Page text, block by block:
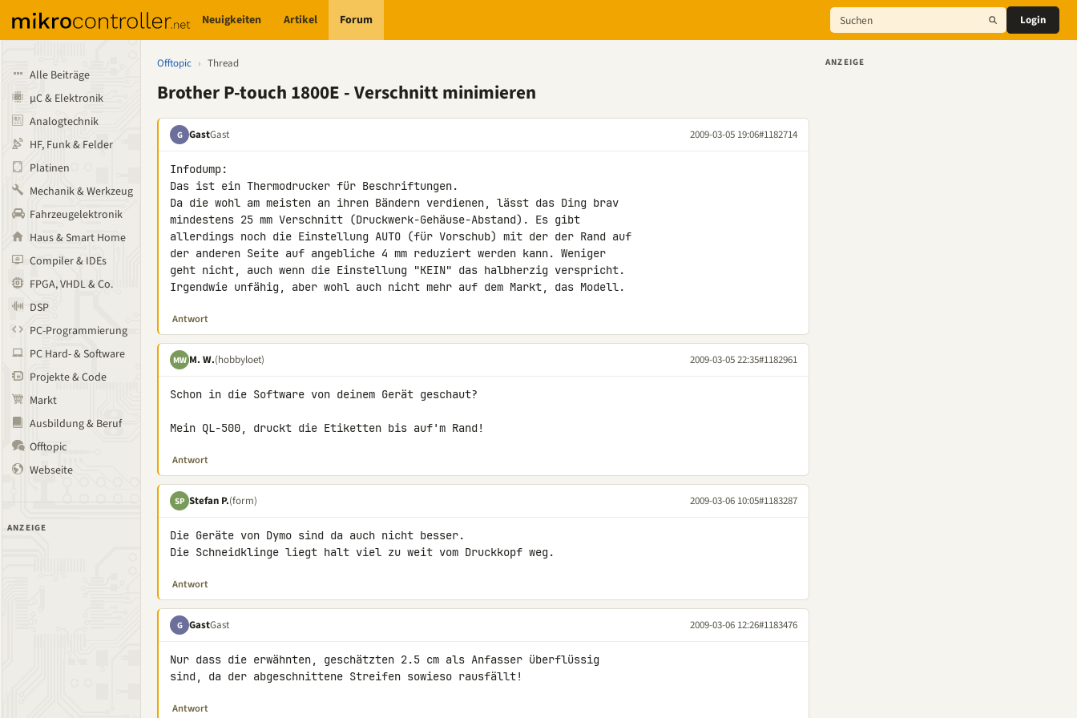
Neuigkeiten Artikel Forum Login
Alle Beiträge
µC & Elektronik
Analogtechnik
HF, Funk & Felder
Platinen
Mechanik & Werkzeug
Fahrzeugelektronik
Haus & Smart Home
Compiler & IDEs
FPGA, VHDL & Co.
DSP
PC-Programmierung
PC Hard- & Software
Projekte & Code
Markt
Ausbildung & Beruf
Offtopic
Webseite
ANZEIGE
Offtopic › Thread
Brother P-touch 1800E - Verschnitt minimieren
G GastGast 2009-03-05 19:06#1182714
Infodump:
Das ist ein Thermodrucker für Beschriftungen.
Da die wohl am meisten an ihren Bändern verdienen, lässt das Ding brav
mindestens 25 mm Verschnitt (Druckwerk-Gehäuse-Abstand). Es gibt
allerdings noch die Einstellung AUTO (für Vorschub) mit der der Rand auf
der anderen Seite auf angebliche 4 mm reduziert werden kann. Weniger
geht nicht, auch wenn die Einstellung "KEIN" das halbherzig verspricht.
Irgendwie unfähig, aber wohl auch nicht mehr auf dem Markt, das Modell.
Antwort
MW M. W.(hobbyloet) 2009-03-05 22:35#1182961
Schon in die Software von deinem Gerät geschaut?
Mein QL-500, druckt die Etiketten bis auf'm Rand!
Antwort
SP Stefan P.(form) 2009-03-06 10:05#1183287
Die Geräte von Dymo sind da auch nicht besser.
Die Schneidklinge liegt halt viel zu weit vom Druckkopf weg.
Antwort
G GastGast 2009-03-06 12:26#1183476
Nur dass die erwähnten, geschätzten 2.5 cm als Anfasser überflüssig
sind, da der abgeschnittene Streifen sowieso rausfällt!
Antwort
ANZEIGE